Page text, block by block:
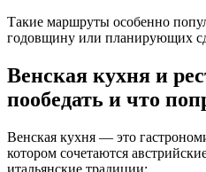
Такие маршруты особенно
годовщину или планирующих
Венская кухня и
пообедать и что
Венская кухня — это
котором сочетаются
итальянские традиции: